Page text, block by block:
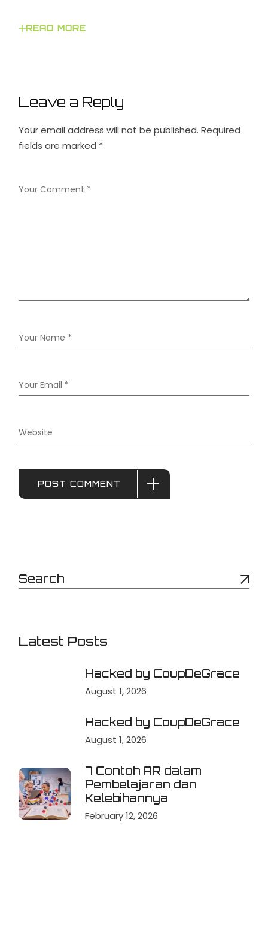
READ MORE
Leave a Reply
Your email address will not be published. Required
fields are marked *
POST COMMENT
Latest Posts
Hacked by CoupDeGrace
August 1, 2026
Hacked by CoupDeGrace
August 1, 2026
7 Contoh AR dalam
Pembelajaran dan
Kelebihannya
February 12, 2026